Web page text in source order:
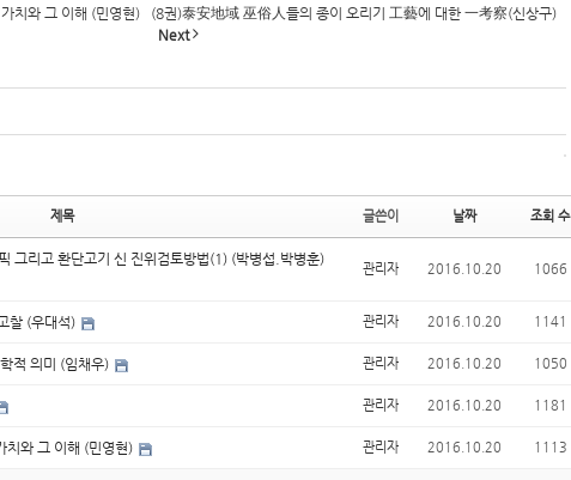
치와 그 이해 (민영현)
(8권)泰安地域 巫俗人들의 종이 오리기 工藝에 대한 一考察(신상구)
Next
제목 글쓴이 날짜 조회 수
그리고 환단고기 신 진위검토방법(1) (박병섭.박병훈)
관리자 2016.10.20 1066
찰 (우대석) 관리자 2016.10.20 1141
적 의미 (임채우) 관리자 2016.10.20 1050
관리자 2016.10.20 1181
와 그 이해 (민영현) 관리자 2016.10.20 1113